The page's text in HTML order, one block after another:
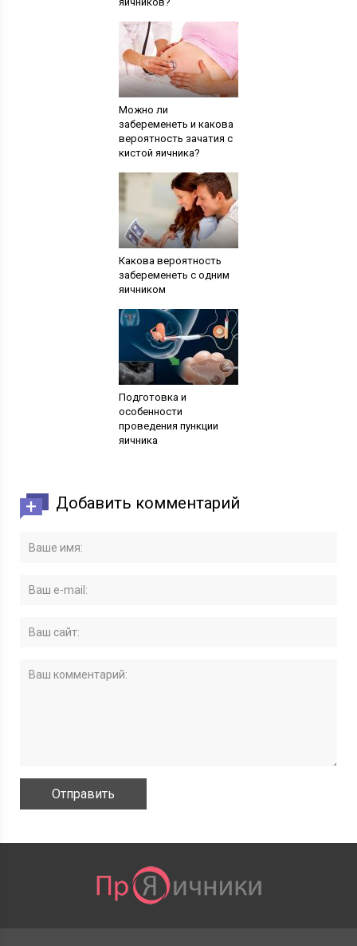
Можно ли
забеременеть и какова
вероятность зачатия с
кистой яичника?
Какова вероятность
забеременеть с одним
яичником
Подготовка и
особенности
проведения пункции
яичника
Добавить комментарий